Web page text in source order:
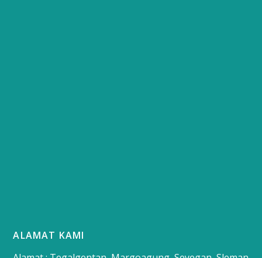
ALAMAT KAMI